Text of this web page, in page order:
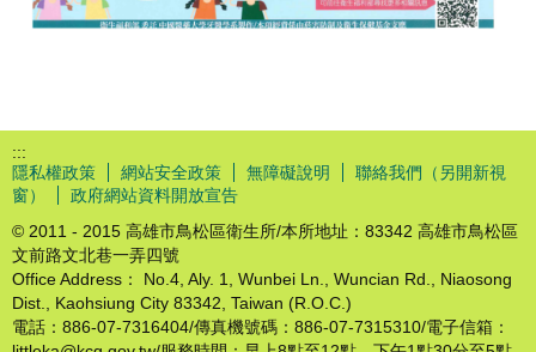
:::
隱私權政策
網站安全政策 無障礙說明
聯絡我們（另開新視
窗）
政府網站資料開放宣告
© 2011 - 2015 高雄市鳥松區衛生所/本所地址：83342 高雄市鳥松區
文前路文北巷一弄四號
Office Address： No.4, Aly. 1, Wunbei Ln., Wuncian Rd., Niaosong
Dist., Kaohsiung City 83342, Taiwan (R.O.C.)
電話：886-07-7316404/傳真機號碼：886-07-7315310/電子信箱：